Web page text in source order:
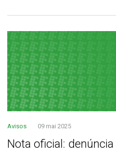
Avisos 09 mai 2025
Nota oficial: